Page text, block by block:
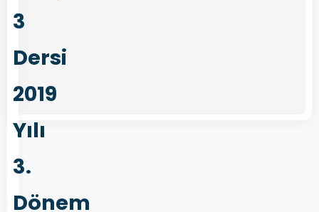
3
Dersi
2019
Yılı
3.
Dönem